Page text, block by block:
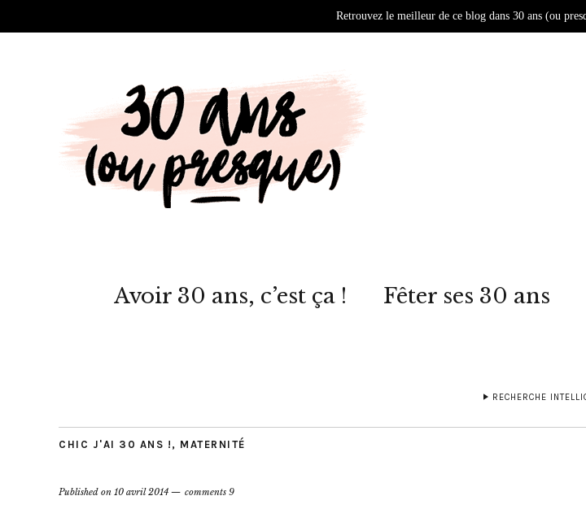
Avoir 30 ans, c’est ça ! Fêter ses 30 ans
RECHERCHE
CHIC J'AI 30 ANS ! , MATERNITÉ
Published on 10 avril 2014 comments 9
Retrouvez le meilleur de ce blog dans 30 ans (ou